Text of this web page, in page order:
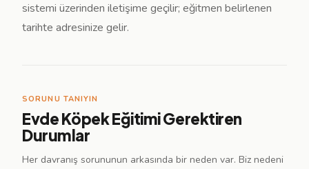
sistemi üzerinden iletişime geçilir; eğitmen belirlenen
tarihte adresinize gelir.
SORUNU TANIYIN
Evde Köpek Eğitimi Gerektiren
Durumlar
Her davranış sorununun arkasında bir neden var. Biz nedeni